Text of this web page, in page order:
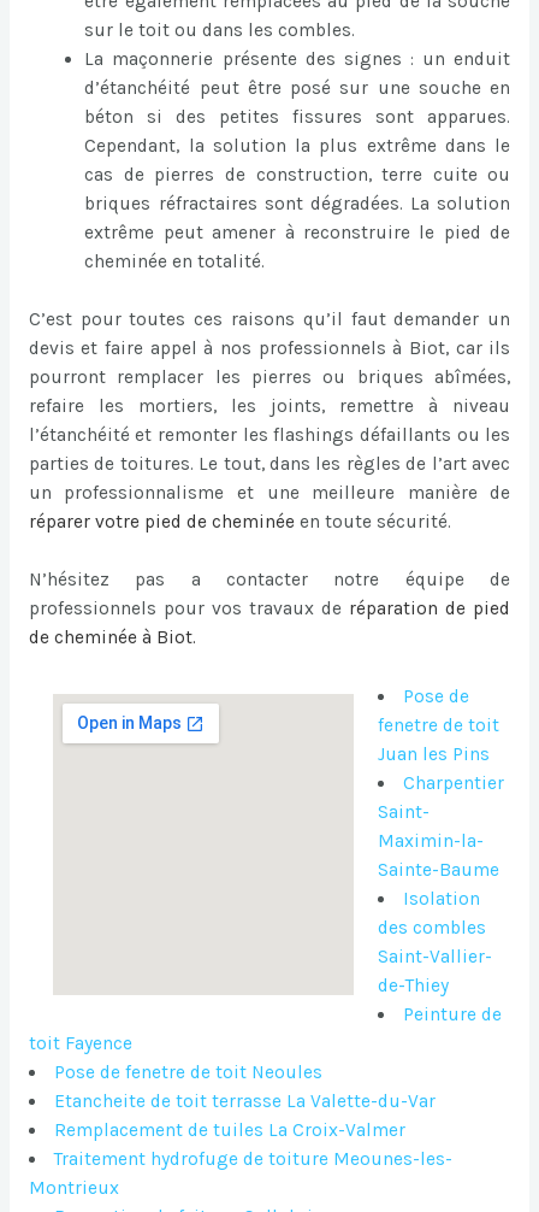
sur le toit ou dans les combles.
La maçonnerie présente des signes : un enduit
d’étanchéité peut être posé sur une souche en
béton si des petites fissures sont apparues.
Cependant, la solution la plus extrême dans le
cas de pierres de construction, terre cuite ou
briques réfractaires sont dégradées. La solution
extrême peut amener à reconstruire le pied de
cheminée en totalité.
C’est pour toutes ces raisons qu’il faut demander un
devis et faire appel à nos professionnels à Biot, car ils
pourront remplacer les pierres ou briques abîmées,
refaire les mortiers, les joints, remettre à niveau
l’étanchéité et remonter les flashings défaillants ou les
parties de toitures. Le tout, dans les règles de l’art avec
un professionnalisme et une meilleure manière de
réparer votre pied de cheminéeen toute sécurité.
N’hésitez pas a contacter notre équipe de
professionnels pour vos travaux de réparation de pied
de cheminée à Biot.
Pose de
fenetre de toit
Juan les Pins
Charpentier
Saint-
Maximin-la-
Sainte-Baume
Isolation
des combles
Saint-Vallier-
de-Thiey
Peinture de
toit Fayence
Pose de fenetre de toit Neoules
Etancheite de toit terrasse La Valette-du-Var
Remplacement de tuiles La Croix-Valmer
Traitement hydrofuge de toiture Meounes-les-
Montrieux